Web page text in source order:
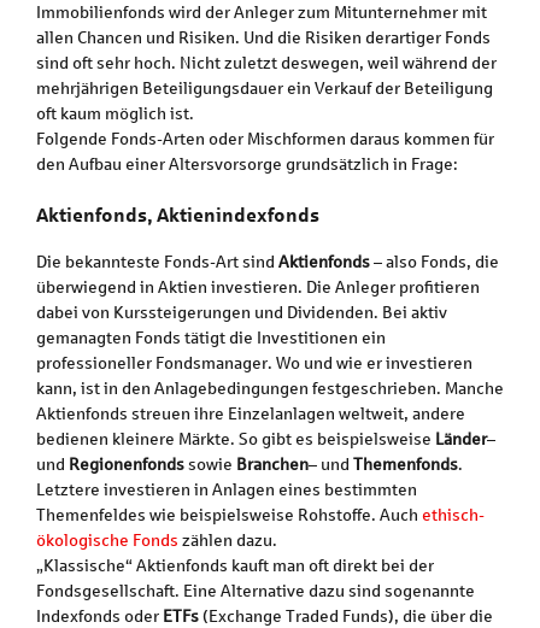
Immobilienfonds wird der Anleger zum Mitunternehmer mit
allen Chancen und Risiken. Und die Risiken derartiger Fonds
sind oft sehr hoch. Nicht zuletzt deswegen, weil während der
mehrjährigen Beteiligungsdauer ein Verkauf der Beteiligung
oft kaum möglich ist.
Folgende Fonds-Arten oder Mischformen daraus kommen für
den Aufbau einer Altersvorsorge grundsätzlich in Frage:
Aktienfonds, Aktienindexfonds
Die bekannteste Fonds-Art sind Aktienfonds– also Fonds, die
überwiegend in Aktien investieren. Die Anleger profitieren
dabei von Kurssteigerungen und Dividenden. Bei aktiv
gemanagten Fonds tätigt die Investitionen ein
professioneller Fondsmanager. Wo und wie er investieren
kann, ist in den Anlagebedingungen festgeschrieben. Manche
Aktienfonds streuen ihre Einzelanlagen weltweit, andere
bedienen kleinere Märkte. So gibt es beispielsweise Länder–
und Regionenfondssowie Branchen– und Themenfonds.
Letztere investieren in Anlagen eines bestimmten
Themenfeldes wie beispielsweise Rohstoffe. Auch ethisch-
ökologische Fonds zählen dazu.
„Klassische“ Aktienfonds kauft man oft direkt bei der
Fondsgesellschaft. Eine Alternative dazu sind sogenannte
Indexfonds oder ETFs(Exchange Traded Funds), die über die